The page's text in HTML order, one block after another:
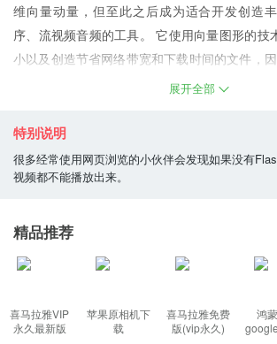
维向量动量，但至此之后成为适合开发创造
序、流视频音频的工具。 它使用向量图形的技
小以及创造节省网络带宽和下载时间的文件，
页中的小游戏、动画以及图形用户界面常用的格
2、开发人员可以利用加密安全随机数生成来构
PI自定义ActionScriptAPI。
软件亮点
1、本机64位支持
Flash Player可利用Linux、MacOS和Windows
展开全部
特别说明
很多经常使用网页浏览的小伙伴会发现如果没有
视频都不能播放出来。
精品推荐
喜马拉雅VIP
永久最新版
苹果原相机下
载
喜马拉雅免费
版(vip永久)
鸿